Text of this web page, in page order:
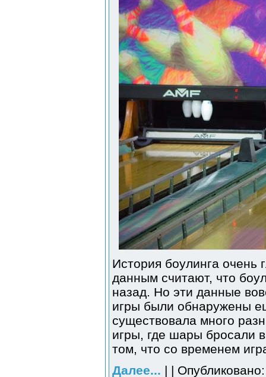
История боулинга
данным считают, что
назад. Но эти данные
игры были обнаружены
существовала много
игры, где шары бросали
том, что со временем
Далее... | |